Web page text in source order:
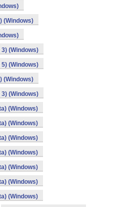
(Windows)
(Windows)
(Windows)
(Windows)
(Windows)
(Windows)
(Windows)
(Windows)
(Windows)
(Windows)
(Windows)
(Windows)